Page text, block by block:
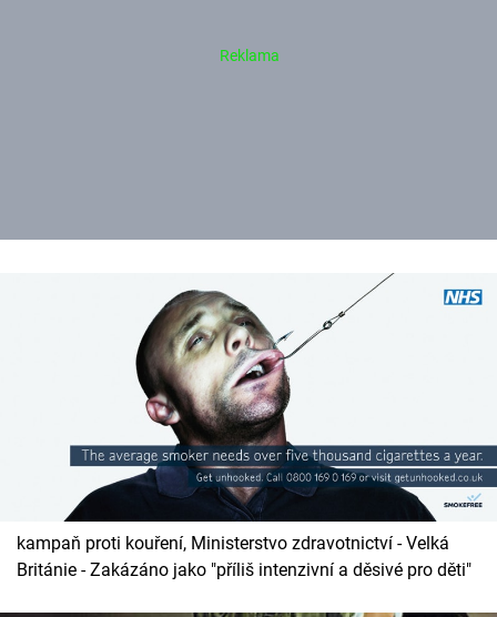
kampaň proti kouření, Ministerstvo zdravotnictví - Velká
Británie - Zakázáno jako "příliš intenzivní a děsivé pro děti"